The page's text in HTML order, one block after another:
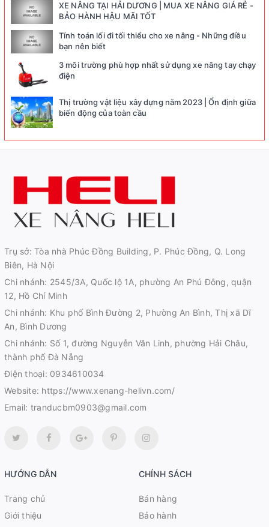
XE NÂNG TẠI HẢI DƯƠNG | MUA XE NÂNG GIÁ RẺ -
BẢO HÀNH HẬU MÃI TỐT
Tính toán lối đi tối thiểu cho xe nâng - Những điều
bạn nên biết
3 môi trường phù hợp nhất sử dụng xe nâng tay chạy
điện
Thị trường vật liệu xây dựng năm 2023 | Ổn định giữa
biến động của toàn cầu
Trụ sở: Tòa nhà Phúc Đồng Building, P. Phúc Đồng, Q. Long
Biên, Hà Nội
Chi nhánh: 2545/3A, Quốc lộ 1A, phường An Phú Đông, quận
12, Hồ Chí Minh
Chi nhánh: Khu phố Bình Đường 2, Phường An Bình, Thị xã Dĩ
An, Bình Dương
Chi nhánh: Số 1, đường Nguyễn Văn Linh, phường Hải Châu,
thành phố Đà Nẵng
Điện thoại: 0934610034
Website: https://www.xenang-helivn.com/
Email: tranducbm0903@gmail.com
HƯỚNG DẪN
Trang chủ
Giới thiệu
CHÍNH SÁCH
Bán hàng
Bảo hành